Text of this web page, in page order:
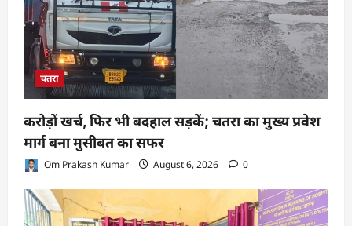
चतरा
करोड़ों खर्च, फिर भी बदहाल सड़कें; चतरा का मुख्य प्रवेश
मार्ग बना मुसीबत का सफर
Om Prakash Kumar August 6, 2026 0